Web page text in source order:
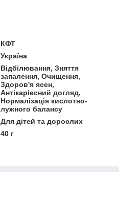
КФТ
Україна
Відбілювання, Зняття
запалення, Очищення,
Здоров'я ясен,
Антікаріесний догляд,
Нормалізація кислотно-
лужного балансу
Для дітей та дорослих
40 г